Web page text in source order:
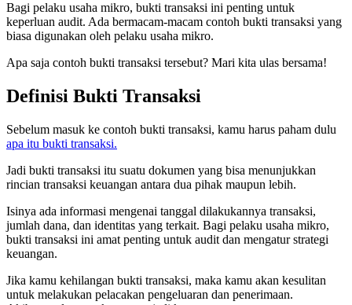
Bagi pelaku usaha mikro, bukti transaksi ini penting untuk
keperluan audit. Ada bermacam-macam contoh bukti transaksi yang
biasa digunakan oleh pelaku usaha mikro.
Apa saja contoh bukti transaksi tersebut? Mari kita ulas bersama!
Definisi Bukti Transaksi
Sebelum masuk ke contoh bukti transaksi, kamu harus paham dulu
apa itu bukti transaksi.
Jadi bukti transaksi itu suatu dokumen yang bisa menunjukkan
rincian transaksi keuangan antara dua pihak maupun lebih.
Isinya ada informasi mengenai tanggal dilakukannya transaksi,
jumlah dana, dan identitas yang terkait. Bagi pelaku usaha mikro,
bukti transaksi ini amat penting untuk audit dan mengatur strategi
keuangan.
Jika kamu kehilangan bukti transaksi, maka kamu akan kesulitan
untuk melakukan pelacakan pengeluaran dan penerimaan.